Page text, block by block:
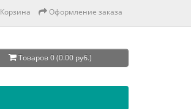
Корзина Оформление заказа
Товаров 0 (0.00 руб.)